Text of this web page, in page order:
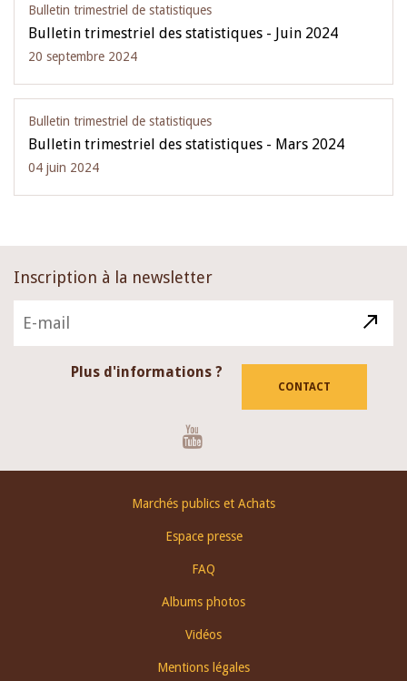
Bulletin trimestriel de statistiques
Bulletin trimestriel des statistiques - Juin 2024
20 septembre 2024
Bulletin trimestriel de statistiques
Bulletin trimestriel des statistiques - Mars 2024
04 juin 2024
Inscription à la newsletter
Plus d'informations ?
CONTACT
Marchés publics et Achats
Espace presse
FAQ
Albums photos
Vidéos
Mentions légales